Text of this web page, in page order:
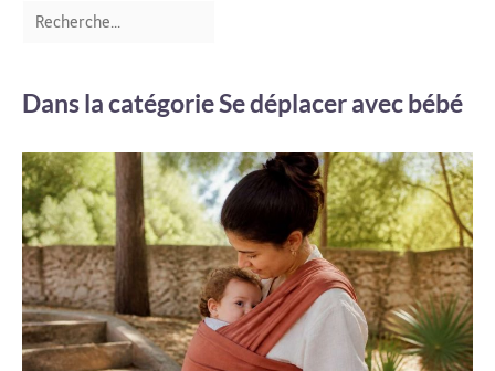
Dans la catégorie Se déplacer avec bébé